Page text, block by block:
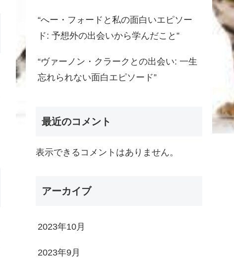
“へー・フォードと私の面白いエピソー
ド: 予想外の出会いから学んだこと”
“ヴァーノン・クラークとの出会い: 一生
忘れられない面白エピソード”
最近のコメント
表示できるコメントはありません。
アーカイブ
2023年10月
2023年9月